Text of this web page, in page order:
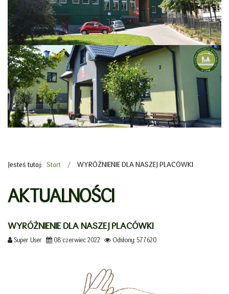
Jesteś tutaj: Start WYRÓŻNIENIE DLA NASZEJ PLACÓWKI
AKTUALNOŚCI
WYRÓŻNIENIE DLA NASZEJ PLACÓWKI
Super User 08 czerwiec 2022 Odsłony: 577620